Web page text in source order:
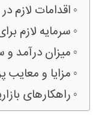
اقدامات
سرمایه لازم
میزان درآمد
مزایا و
راهکارهای